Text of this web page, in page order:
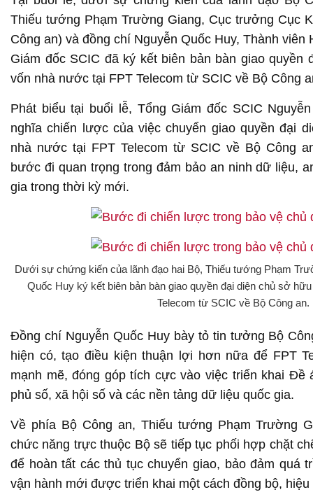
Thiếu tướng Phạm Trường Giang, Cục trưởng Cục
Công an) và đồng chí Nguyễn Quốc Huy, Thành viên
Giám đốc SCIC đã ký kết biên bản bàn giao quyền
vốn nhà nước tại FPT Telecom từ SCIC về Bộ Công
Phát biểu tại buổi lễ, Tổng Giám đốc SCIC
nghĩa chiến lược của việc chuyển giao quyền đại
nhà nước tại FPT Telecom từ SCIC về Bộ Công
bước đi quan trọng trong đảm bảo an ninh dữ liệu,
gia trong thời kỳ mới.
Dưới sự chứng kiến của lãnh đạo hai Bộ, Thiếu tướng Phạm
Quốc Huy ký kết biên bản bàn giao quyền đại diện chủ sở
Telecom từ SCIC về Bộ Công an.
Đồng chí Nguyễn Quốc Huy bày tỏ tin tưởng Bộ
hiện có, tạo điều kiện thuận lợi hơn nữa để FPT
mạnh mẽ, đóng góp tích cực vào việc triển khai Đề
phủ số, xã hội số và các nền tảng dữ liệu quốc gia.
Về phía Bộ Công an, Thiếu tướng Phạm Trường
chức năng trực thuộc Bộ sẽ tiếp tục phối hợp chặt
để hoàn tất các thủ tục chuyển giao, bảo đảm quá
vận hành mới được triển khai một cách đồng bộ, hiệu